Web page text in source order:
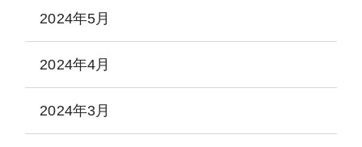
2024年5月
2024年4月
2024年3月